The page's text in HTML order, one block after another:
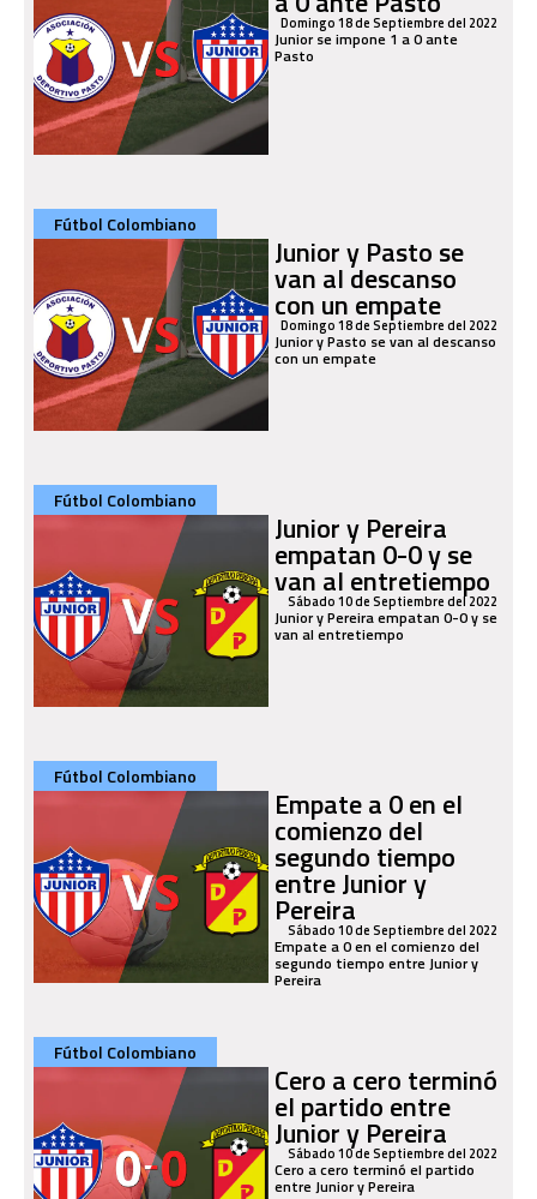
Domingo 18 de Septiembre del 2022
Junior se impone 1 a 0 ante
Pasto
Fútbol Colombiano
Junior y Pasto se
van al descanso
con un empate
Domingo 18 de Septiembre del 2022
Junior y Pasto se van al descanso
con un empate
Fútbol Colombiano
Junior y Pereira
empatan 0-0 y se
van al entretiempo
Sábado 10 de Septiembre del 2022
Junior y Pereira empatan 0-0 y se
van al entretiempo
Fútbol Colombiano
Empate a 0 en el
comienzo del
segundo tiempo
entre Junior y
Pereira
Sábado 10 de Septiembre del 2022
Empate a 0 en el comienzo del
segundo tiempo entre Junior y
Pereira
Fútbol Colombiano
Cero a cero terminó
el partido entre
Junior y Pereira
Sábado 10 de Septiembre del 2022
Cero a cero terminó el partido
entre Junior y Pereira